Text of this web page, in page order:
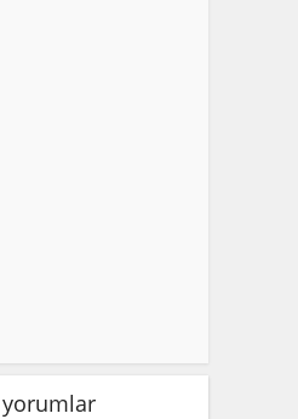
yorumlar